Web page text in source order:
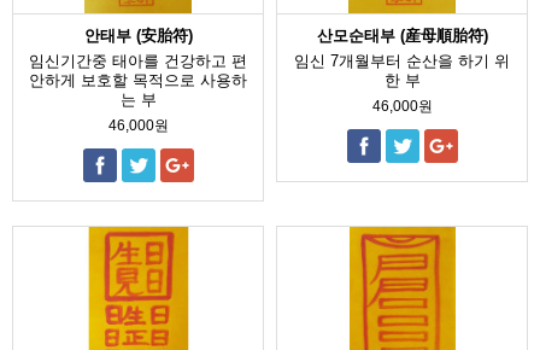
안태부 (安胎符)
임신기간중 태아를 건강하고 편
안하게 보호할 목적으로 사용하
는 부
46,000원
산모순태부 (産母順胎符)
임신 7개월부터 순산을 하기 위
한 부
46,000원